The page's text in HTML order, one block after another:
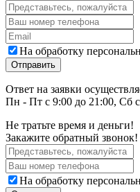
На обработку
Ответ на заявки
Пн - Пт с 9:00 до 21:00, Сб
Не тратьте время и деньги!
Закажите обратный звонок!
На обработку